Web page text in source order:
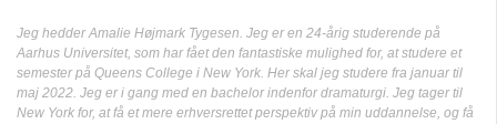
Jeg hedder Amalie Højmark Tygesen. Jeg er en 24-årig studerende på
Aarhus Universitet, som har fået den fantastiske mulighed for, at studere et
semester på Queens College i New York. Her skal jeg studere fra januar til
maj 2022. Jeg er i gang med en bachelor indenfor dramaturgi. Jeg tager til
New York for, at få et mere erhversrettet perspektiv på min uddannelse, og få